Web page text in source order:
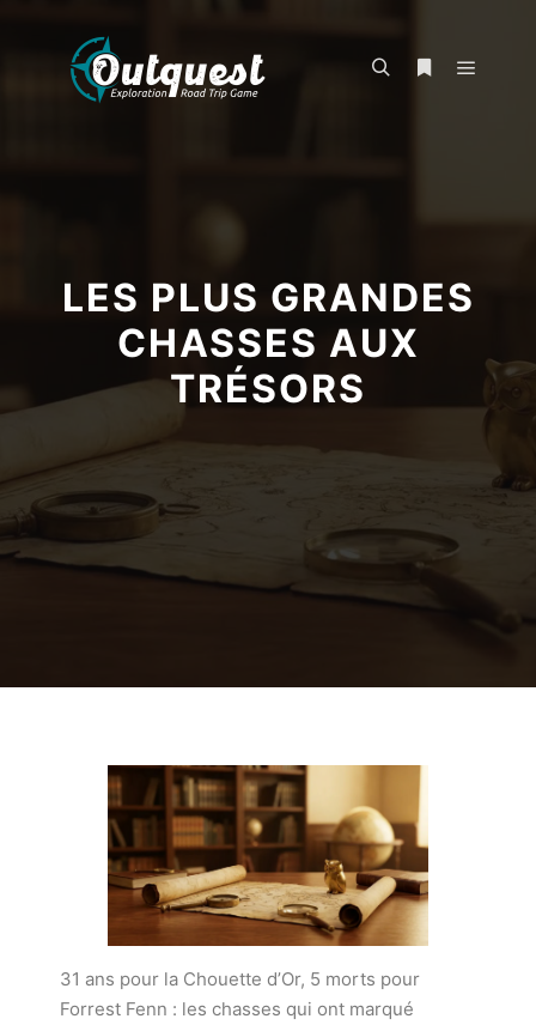
LES PLUS GRANDES
CHASSES AUX
TRÉSORS
31 ans pour la Chouette d’Or, 5 morts pour
Forrest Fenn : les chasses qui ont marqué